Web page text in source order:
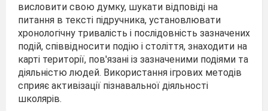
висловити свою думку, шукати відповіді на
питання в тексті підручника, установлювати
хронологічну тривалість і послідовність зазначених
подій, співвідносити подію і століття, знаходити на
карті території, пов'язані із зазначеними подіями та
діяльністю людей. Використання ігрових методів
сприяє активізації пізнавальної діяльності
школярів.